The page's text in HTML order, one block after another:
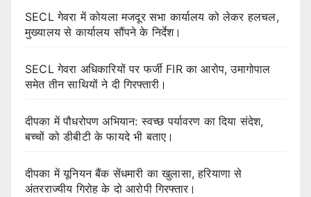
SECL गेवरा में कोयला मजदूर सभा कार्यालय को लेकर हलचल,
मुख्यालय से कार्यालय सौंपने के निर्देश।
SECL गेवरा अधिकारियों पर फर्जी FIR का आरोप, उमागोपाल
समेत तीन साथियों ने दी गिरफ्तारी।
दीपका में पौधरोपण अभियान: स्वच्छ पर्यावरण का दिया संदेश,
बच्चों को डीबीटी के फायदे भी बताए।
दीपका में यूनियन बैंक सेंधमारी का खुलासा, हरियाणा से
अंतरराज्यीय गिरोह के दो आरोपी गिरफ्तार।